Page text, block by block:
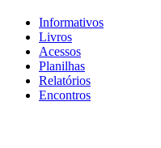
Informativos
Livros
Acessos
Planilhas
Relatórios
Encontros